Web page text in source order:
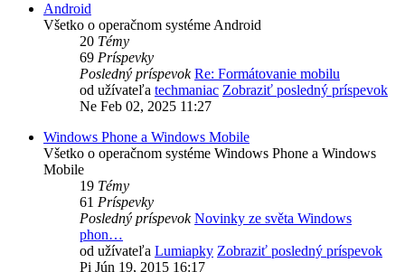
Android
Všetko o operačnom systéme Android
20 Témy
69 Príspevky
Posledný príspevok Re: Formátovanie mobilu
od užívateľa techmaniac Zobraziť posledný príspevok
Ne Feb 02, 2025 11:27
Windows Phone a Windows Mobile
Všetko o operačnom systéme Windows Phone a Windows
Mobile
19 Témy
61 Príspevky
Posledný príspevok Novinky ze světa Windows
phon…
od užívateľa Lumiapky Zobraziť posledný príspevok
Pi Jún 19, 2015 16:17